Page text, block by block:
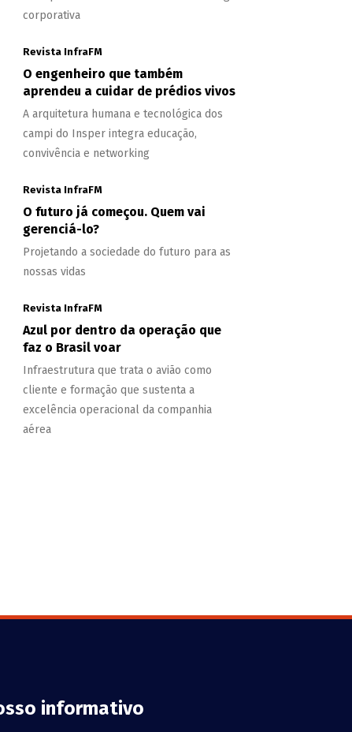
corporativa
Revista InfraFM
O engenheiro que também
aprendeu a cuidar de prédios vivos
A arquitetura humana e tecnológica dos
campi do Insper integra educação,
convivência e networking
Revista InfraFM
O futuro já começou. Quem vai
gerenciá-lo?
Projetando a sociedade do futuro para as
nossas vidas
Revista InfraFM
Azul por dentro da operação que
faz o Brasil voar
Infraestrutura que trata o avião como
cliente e formação que sustenta a
excelência operacional da companhia
aérea
informativo